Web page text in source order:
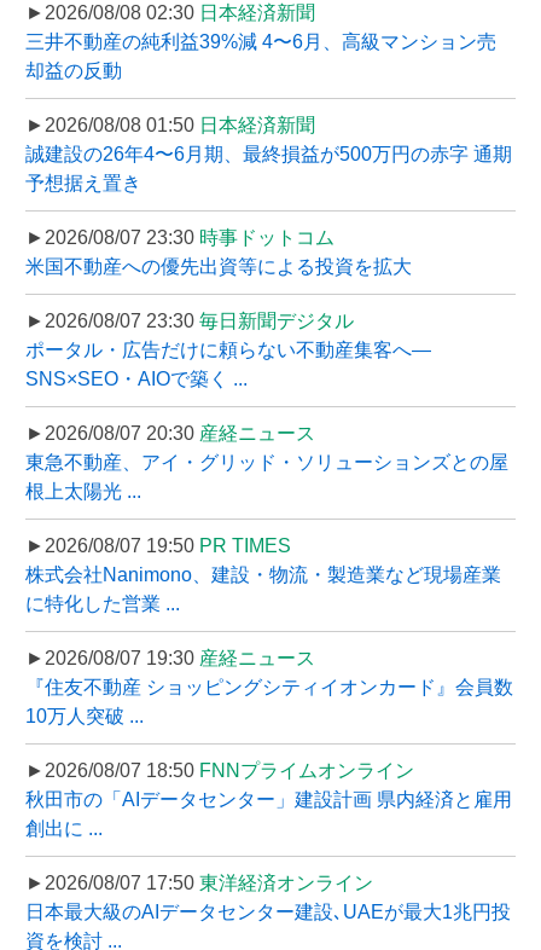
►2026/08/08 02:30 日本経済新聞
三井不動産の純利益39%減 4〜6月、高級マンション売
却益の反動
►2026/08/08 01:50 日本経済新聞
誠建設の26年4〜6月期、最終損益が500万円の赤字 通期
予想据え置き
►2026/08/07 23:30 時事ドットコム
米国不動産への優先出資等による投資を拡大
►2026/08/07 23:30 毎日新聞デジタル
ポータル・広告だけに頼らない不動産集客へ―
SNS×SEO・AIOで築く ...
►2026/08/07 20:30 産経ニュース
東急不動産、アイ・グリッド・ソリューションズとの屋
根上太陽光 ...
►2026/08/07 19:50 PR TIMES
株式会社Nanimono、建設・物流・製造業など現場産業
に特化した営業 ...
►2026/08/07 19:30 産経ニュース
『住友不動産 ショッピングシティイオンカード』会員数
10万人突破 ...
►2026/08/07 18:50 FNNプライムオンライン
秋田市の「AIデータセンター」建設計画 県内経済と雇用
創出に ...
►2026/08/07 17:50 東洋経済オンライン
日本最大級のAIデータセンター建設､UAEが最大1兆円投
資を検討 ...